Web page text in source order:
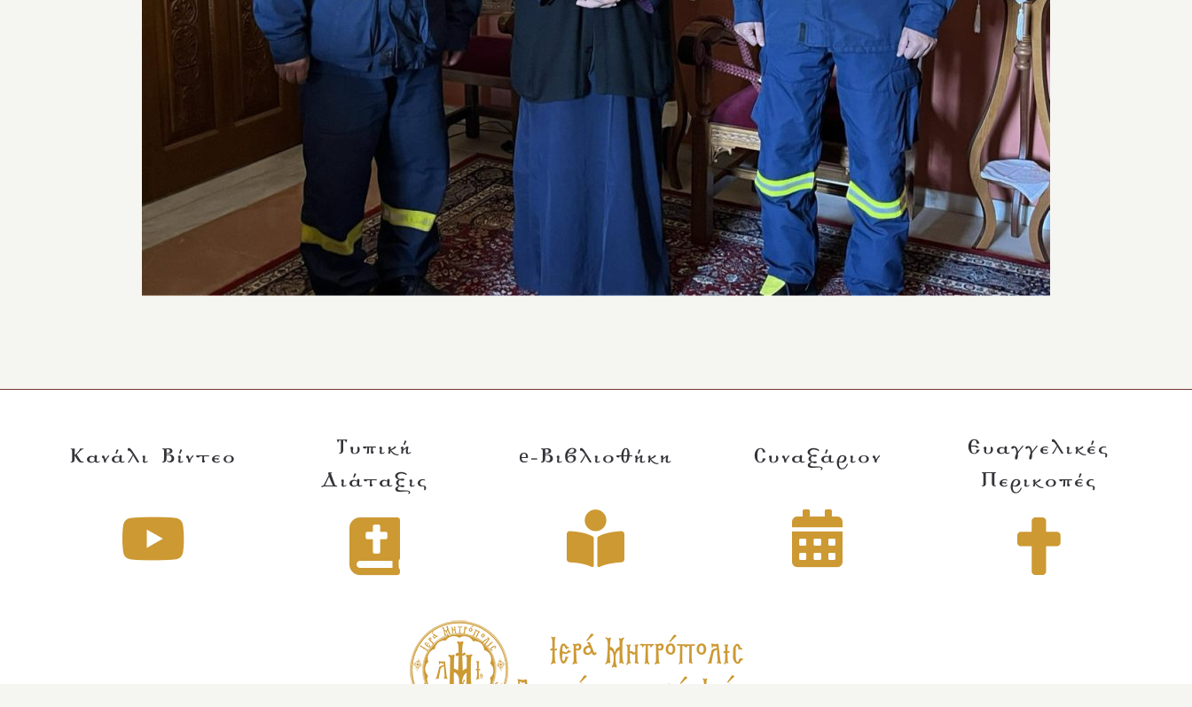
Κανάλι Βίντεο
Τυπική
Διάταξις
e-Βιβλιοθήκη Συναξάριον
Ευαγγελικές
Περικοπές